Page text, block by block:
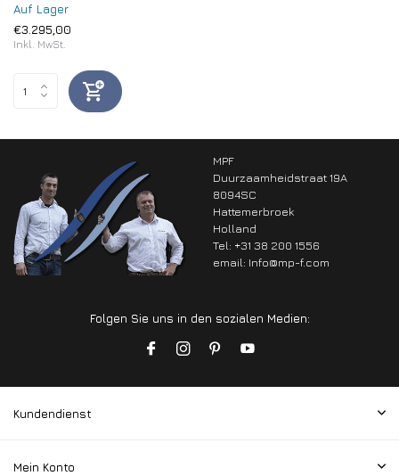
Auf Lager
€3.295,00
Inkl. MwSt.
MPF
Duurzaamheidstraat 19A
8094SC
Hattemerbroek
Holland
Tel: +31 38 200 1556
email: Info@mp-f.com
Folgen Sie uns in den sozialen Medien:
Kundendienst
Mein Konto